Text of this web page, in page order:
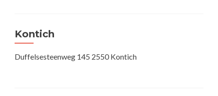
Kontich
Duffelsesteenweg 145 2550 Kontich